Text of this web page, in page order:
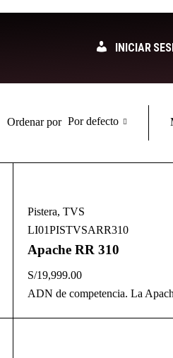
INICIAR
Ordenar por Por defecto
Pistera, TVS
LI01PISTVSARR310
Apache RR 310
S/19,999.00
ADN de competencia. La